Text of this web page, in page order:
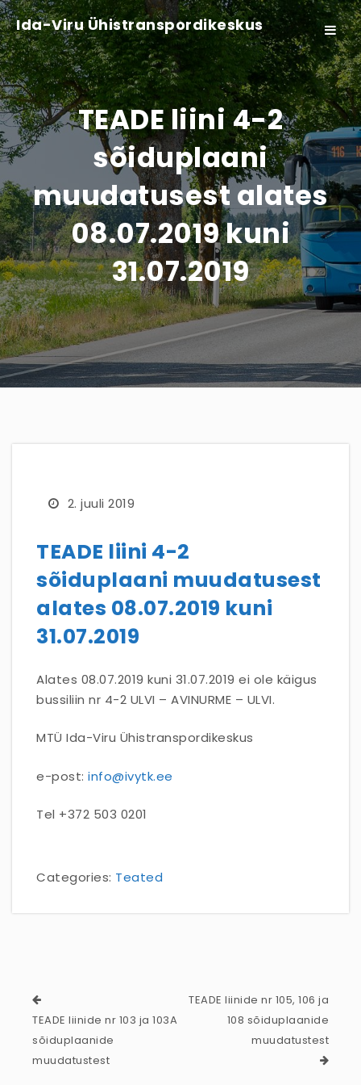
Ida-Viru Ühistranspordikeskus
Toggle
TEADE liini 4-2
sõiduplaani
muudatusest alates
08.07.2019 kuni
31.07.2019
2. juuli 2019
TEADE liini 4-2
sõiduplaani muudatusest
alates 08.07.2019 kuni
31.07.2019
Alates 08.07.2019 kuni 31.07.2019 ei ole käigus
bussiliin nr 4-2 ULVI – AVINURME – ULVI.
MTÜ Ida-Viru Ühistranspordikeskus
e-post: info@ivytk.ee
Tel +372 503 0201
Categories: Teated
TEADE liinide nr 103 ja 103A
sõiduplaanide
muudatustest
TEADE liinide nr 105, 106 ja
108 sõiduplaanide
muudatustest